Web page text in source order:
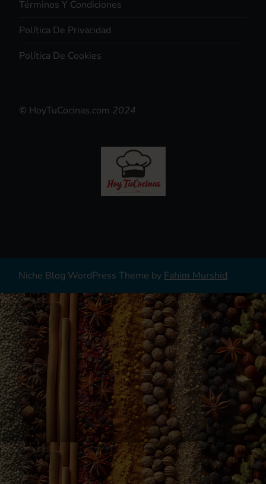
Términos Y Condiciones
Política De Privacidad
Política De Cookies
© HoyTuCocinas.com 2024
Niche Blog WordPress Theme byFahim Murshid